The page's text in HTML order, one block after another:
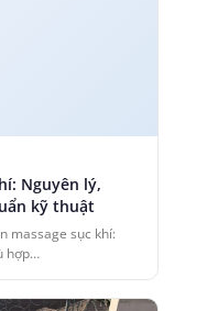
Nguyên lý,
kỹ thuật
massage sục khí:
hợp…